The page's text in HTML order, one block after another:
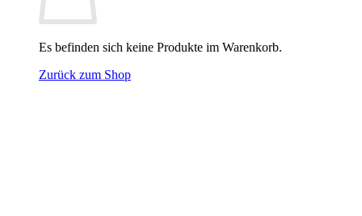
Es befinden sich keine Produkte im Warenkorb.
Zurück zum Shop